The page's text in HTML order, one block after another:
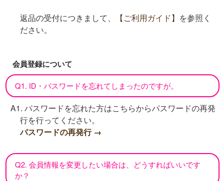
返品の受付につきまして、 【ご利用ガイド】 を参照く
ださい。
会員登録について
Q1. ID・パスワードを忘れてしまったのですが。
A1. パスワードを忘れた方はこちらからパスワードの再発
行を行ってください。
パスワードの再発行 →
Q2. 会員情報を変更したい場合は、どうすればいいです
か？